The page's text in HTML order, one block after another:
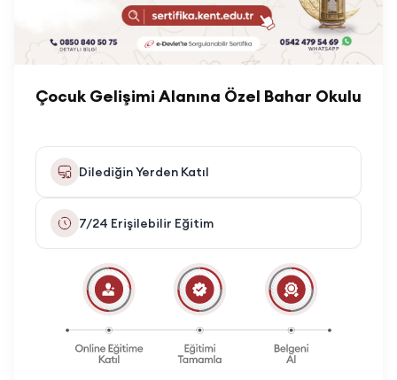
Çocuk Gelişimi Alanına Özel Bahar Okulu
Dilediğin Yerden Katıl
7/24 Erişilebilir Eğitim